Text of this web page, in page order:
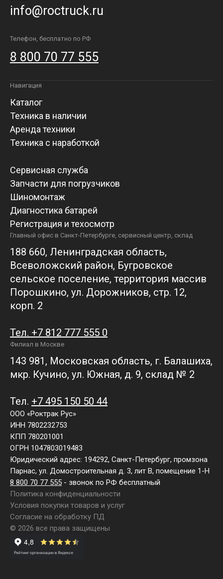
info@roctruck.ru
Телефон, бесплатно по РФ
8 800 70 77 555
Навигация
Каталог
Техника в наличии
Аренда техники
Техника с наработкой
Сервисная служба
Запчасти для погрузчиков
Шиномонтаж
Диагностика батарей
Регистрация и техосмотр
Главный офис в Санкт-Петербурге, сервисный центр, склад
188 660, Ленинградская область,
Всеволожский район, Бугровское
сельское поселение, территория массив
Порошкино, ул. Дорожников, стр. 12,
корп. 2
Тел. +7 812 777 555 0
Филиал в Москве
143 981, Московская область, г. Балашиха,
мкр. Кучино, ул. Южная, д. 9, склад № 2
Тел. +7 495 150 50 44
ООО «Роктрак Рус»
ИНН 7802232753
КПП 780201001
ОГРН 1047803019483
Юридический адрес: 194292, Санкт-Петербург, промзона
Парнас, ул. Домостроительная д. 3, лит В, помещение 1-Н
8 800 70 77 555 - звонок по РФ бесплатный
Политика конфиденциальности
Условия покупки товаров и услуг
Согласие на обработку ПД
© 2026 все права защищены